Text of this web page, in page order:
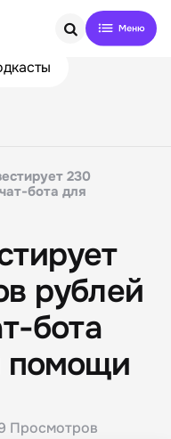
Search
230
бота для
рублей
бота
помощи
Просмотров